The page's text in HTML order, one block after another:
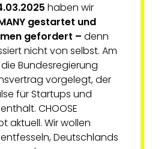
haben wir
gestartet und
gefordert –denn
nicht von selbst. Am
Bundesregierung
vorgelegt, der
für Startups und
CHOOSE
aktuell. Wir wollen
Deutschlands